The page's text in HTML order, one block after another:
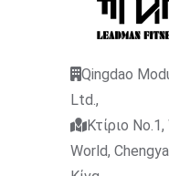
Qingdao
Ltd.,
Κτίριο
World,